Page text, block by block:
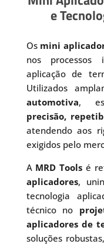
e
Os mini
nos processos
aplicação de
Utilizados
automotiva,
precisão,
atendendo aos
exigidos pelo
A MRD Tools é
aplicadores,
tecnologia
técnico no
aplicadores de
soluções